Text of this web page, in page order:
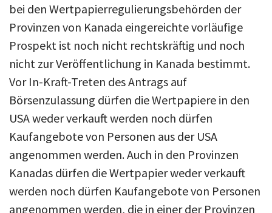
bei den Wertpapierregulierungsbehörden der
Provinzen von Kanada eingereichte vorläufige
Prospekt ist noch nicht rechtskräftig und noch
nicht zur Veröffentlichung in Kanada bestimmt.
Vor In-Kraft-Treten des Antrags auf
Börsenzulassung dürfen die Wertpapiere in den
USA weder verkauft werden noch dürfen
Kaufangebote von Personen aus der USA
angenommen werden. Auch in den Provinzen
Kanadas dürfen die Wertpapier weder verkauft
werden noch dürfen Kaufangebote von Personen
angenommen werden, die in einer der Provinzen